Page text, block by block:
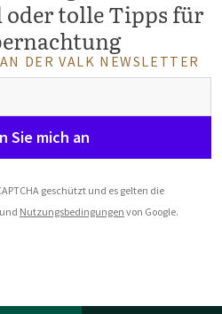
oder tolle Tipps für
DER VALK NEWSLETTER
Sie mich an
geschützt und es gelten die
und Nutzungsbedingungen von Google.